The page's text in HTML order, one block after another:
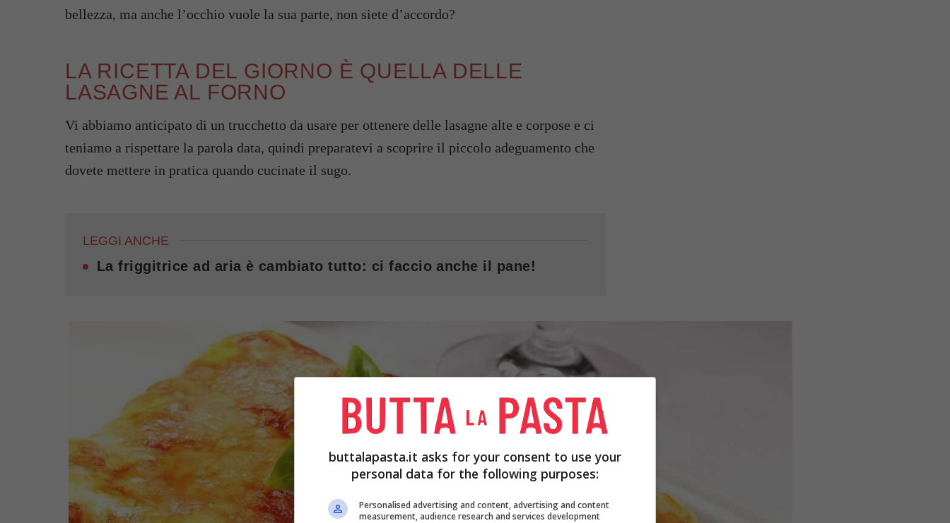
bellezza, ma anche l’occhio vuole la sua parte, non siete d’accordo?
LA RICETTA DEL GIORNO È QUELLA DELLE
LASAGNE AL FORNO
Vi abbiamo anticipato di un trucchetto da usare per ottenere delle lasagne alte e corpose e ci
teniamo a rispettare la parola data, quindi preparatevi a scoprire il piccolo adeguamento che
dovete mettere in pratica quando cucinate il sugo.
LEGGI ANCHE
La friggitrice ad aria è cambiato tutto: ci faccio anche il pane!
buttalapasta.it asks for your consent to use your
personal data for the following purposes:
Personalised advertising and content, advertising and content
measurement, audience research and services development